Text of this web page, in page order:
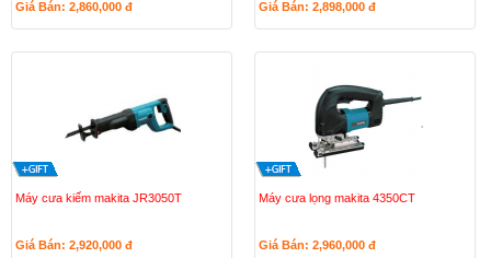
Giá Bán: 2,860,000 đ Giá Bán: 2,898,000 đ
Máy cưa kiếm makita JR3050T
Giá Bán: 2,920,000 đ
Máy cưa lọng makita 4350CT
Giá Bán: 2,960,000 đ